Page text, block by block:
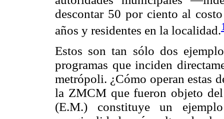
descontar 50 por ciento al
años y residentes en la localidad.
Estos son tan sólo dos
programas que inciden
metrópoli. ¿Cómo operan estas
la ZMCM que fueron objeto del
(E.M.) constituye un